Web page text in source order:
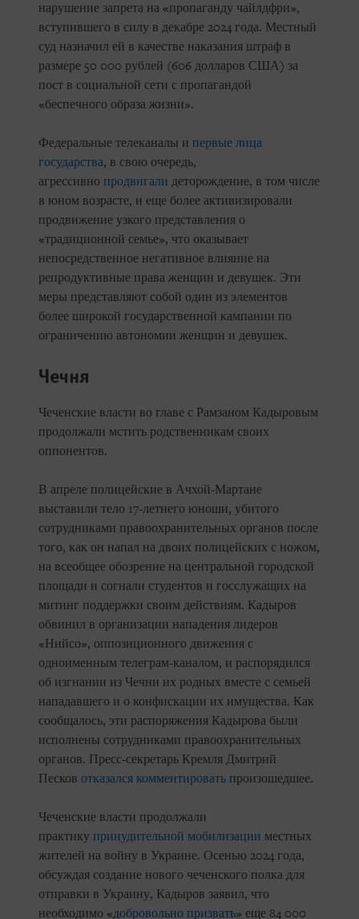
нарушение запрета на «пропаганду чайлдфри»,
вступившего в силу в декабре 2024 года. Местный
суд назначил ей в качестве наказания штраф в
размере 50 000 рублей (606 долларов США) за
пост в социальной сети с пропагандой
«беспечного образа жизни».
Федеральные телеканалы и первые лица
государства, в свою очередь,
агрессивно продвигали деторождение, в том числе
в юном возрасте, и еще более активизировали
продвижение узкого представления о
«традиционной семье», что оказывает
непосредственное негативное влияние на
репродуктивные права женщин и девушек. Эти
меры представляют собой один из элементов
более широкой государственной кампании по
ограничению автономии женщин и девушек.
Чечня
Чеченские власти во главе с Рамзаном Кадыровым
продолжали мстить родственникам своих
оппонентов.
В апреле полицейские в Ачхой-Мартане
выставили тело 17-летнего юноши, убитого
сотрудниками правоохранительных органов после
того, как он напал на двоих полицейских с ножом,
на всеобщее обозрение на центральной городской
площади и согнали студентов и госслужащих на
митинг поддержки своим действиям. Кадыров
обвинил в организации нападения лидеров
«Нийсо», оппозиционного движения с
одноименным телеграм-каналом, и распорядился
об изгнании из Чечни их родных вместе с семьей
нападавшего и о конфискации их имущества. Как
сообщалось, эти распоряжения Кадырова были
исполнены сотрудниками правоохранительных
органов. Пресс-секретарь Кремля Дмитрий
Песков отказался комментировать произошедшее.
Чеченские власти продолжали
практику принудительной мобилизации местных
жителей на войну в Украине. Осенью 2024 года,
обсуждая создание нового чеченского полка для
отправки в Украину, Кадыров заявил, что
необходимо «добровольно призвать» еще 84 000